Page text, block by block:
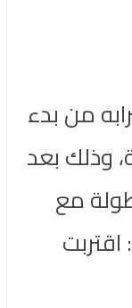
من بدء
وذلك بعد
مع